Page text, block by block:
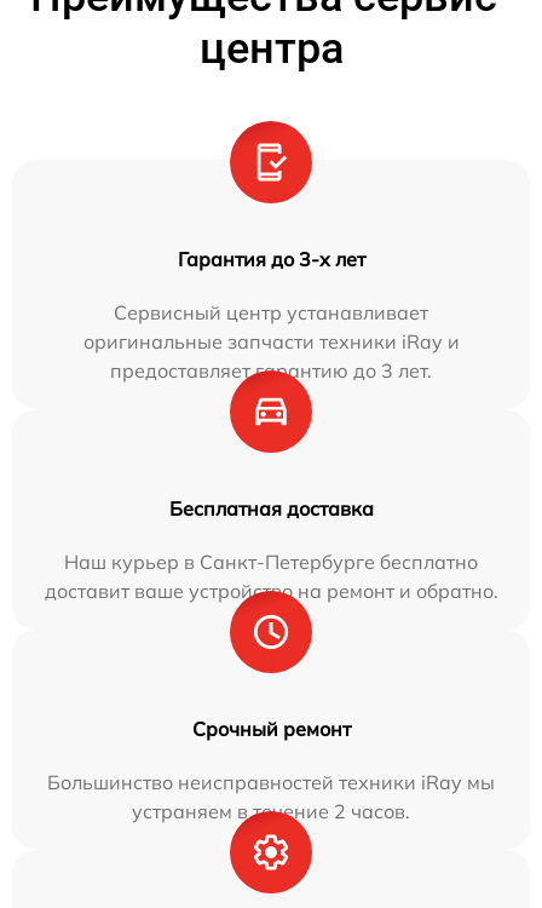
центра
Гарантия до 3-х лет
Сервисный центр устанавливает
оригинальные запчасти техники iRay и
предоставляет гарантию до 3 лет.
Бесплатная доставка
Наш курьер в Санкт-Петербурге бесплатно
доставит ваше устройство на ремонт и обратно.
Срочный ремонт
Большинство неисправностей техники iRay мы
устраняем в течение 2 часов.